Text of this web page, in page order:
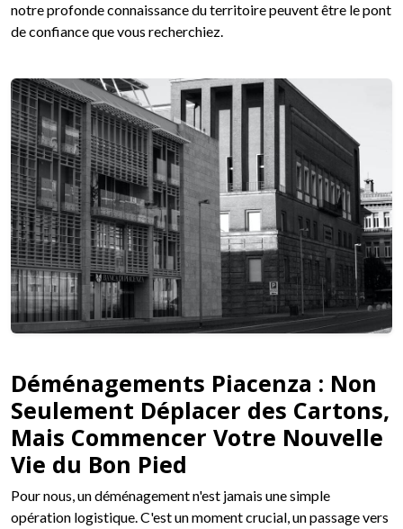
notre profonde connaissance du territoire peuvent être le pont
de confiance que vous recherchiez.
Déménagements Piacenza : Non
Seulement Déplacer des Cartons,
Mais Commencer Votre Nouvelle
Vie du Bon Pied
Pour nous, un déménagement n'est jamais une simple
opération logistique. C'est un moment crucial, un passage vers